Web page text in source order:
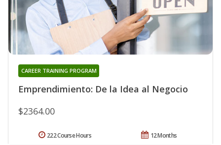
Emprendimiento: De la Idea al Negocio
CAREER TRAINING PROGRAM
$2364.00
12 Months
222 Course Hours